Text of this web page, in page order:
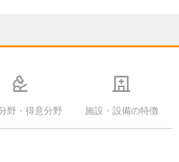
野・得意分野 施設・設備の特徴